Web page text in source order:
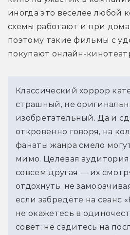
иногда это веселее любой
схемы работают и при
поэтому такие фильмы с
покупают онлайн-
Классический хоррор
страшный, не
изобретательный. Да и
откровенно говоря, на
фанаты жанра смело
мимо. Целевая
совсем другая — их
отдохнуть, не
если забредёте на сеанс
не окажетесь в
совет: не садитесь на